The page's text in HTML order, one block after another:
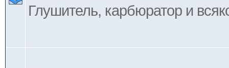
Глушитель, карбюратор и